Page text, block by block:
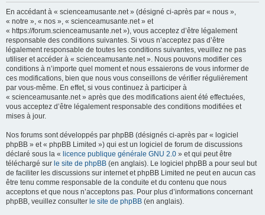
En accédant à « scienceamusante.net » (désigné ci-après par « nous »,
« notre », « nos », « scienceamusante.net » et
« https://forum.scienceamusante.net »), vous acceptez d’être légalement
responsable des conditions suivantes. Si vous n’acceptez pas d’être
légalement responsable de toutes les conditions suivantes, veuillez ne pas
utiliser et accéder à « scienceamusante.net ». Nous pouvons modifier ces
conditions à n’importe quel moment et nous essaierons de vous informer de
ces modifications, bien que nous vous conseillons de vérifier régulièrement
par vous-même. En effet, si vous continuez à participer à
« scienceamusante.net » après que des modifications aient été effectuées,
vous acceptez d’être légalement responsable des conditions modifiées et
mises à jour.
Nos forums sont développés par phpBB (désignés ci-après par « logiciel
phpBB » et « phpBB Limited ») qui est un logiciel de forum de discussions
déclaré sous la « licence publique générale GNU 2.0 » et qui peut être
téléchargé sur le site de phpBB (en anglais). Le logiciel phpBB a pour seul but
de faciliter les discussions sur internet et phpBB Limited ne peut en aucun cas
être tenu comme responsable de la conduite et du contenu que nous
acceptons et que nous n’acceptons pas. Pour plus d’informations concernant
phpBB, veuillez consulter le site de phpBB (en anglais).